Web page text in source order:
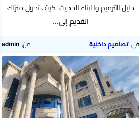
دليل الترميم والبناء الحديث: كيف تحول منزلك
القديم إلى...
في:تصاميم داخلية من:admin